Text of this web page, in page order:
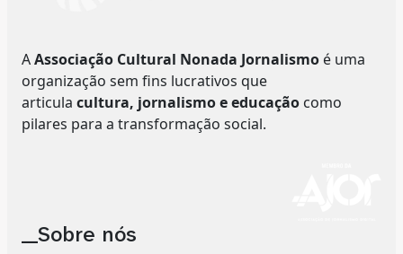
AAssociação Cultural Nonada Jornalismo é uma
organização sem fins lucrativos que
articula cultura, jornalismo e educação como
pilares para a transformação social.
__Sobre nós